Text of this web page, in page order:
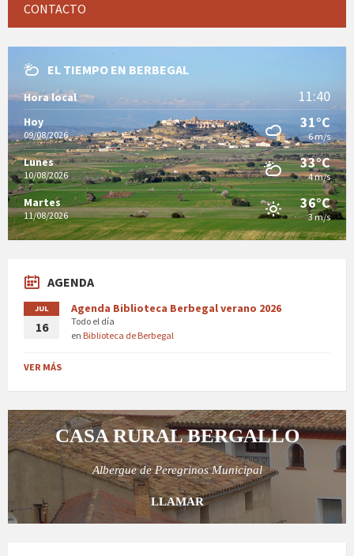
CONTACTO
EL TIEMPO EN BERBEGAL
Hora local 11:40
Hoy
09/08/2026
31°C
6 m/s
Lunes
10/08/2026
33°C
4 m/s
Martes
11/08/2026
36°C
3 m/s
AGENDA
JUL
16
Agenda Biblioteca Berbegal verano 2026
Todo el día
en Biblioteca de Berbegal
VER MÁS
CASA RURAL BERGALLO
Albergue de Peregrinos Municipal
LLAMAR